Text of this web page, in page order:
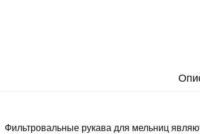
Фильтровальные рукава для мельниц